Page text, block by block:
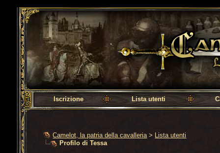
Camelot, la patria della cavalleria
Iscrizione Lista utenti
Camelot, la patria della cavalleria > Lista utenti
Profilo di Tessa